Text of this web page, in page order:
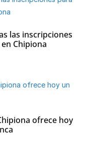
las inscripciones
Chipiona
ofrece hoy